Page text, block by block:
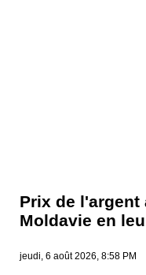
Prix ​​de
Moldavie en
jeudi, 6 août 2026, 8:58 PM